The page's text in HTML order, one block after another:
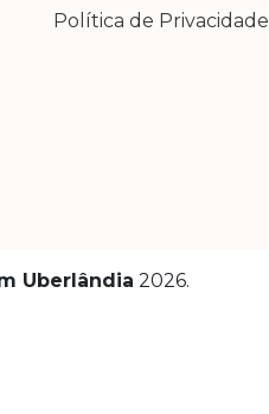
Política de Privacidade
Uberlândia 2026.